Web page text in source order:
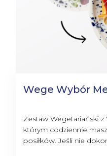
Wege Wybór
Zestaw Wegetariański
którym codziennie
posiłków. Jeśli nie